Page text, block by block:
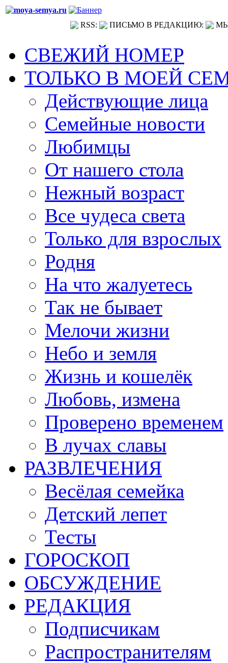
RSS: ПИСЬМО В РЕДАКЦИЮ:
СВЕЖИЙ НОМЕР
ТОЛЬКО В МОЕЙ
Действующие лица
Семейные новости
Любимцы
От нашего стола
Нежный возраст
Все чудеса света
Только для взрослых
Родня
На что жалуетесь
Так не бывает
Мелочи жизни
Небо и земля
Жизнь и кошелёк
Любовь, измена
Проверено временем
В лучах славы
РАЗВЛЕЧЕНИЯ
Весёлая семейка
Детский лепет
Тесты
ГОРОСКОП
ОБСУЖДЕНИЕ
РЕДАКЦИЯ
Подписчикам
Распространителям